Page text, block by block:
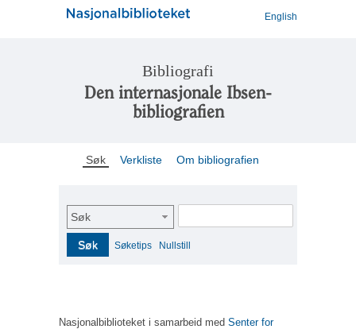
English
Bibliografi
Den internasjonale Ibsen-
bibliografien
Søk Verkliste Om bibliografien
Søk
Søk Søketips Nullstill
Nasjonalbiblioteket i samarbeid med Senter for